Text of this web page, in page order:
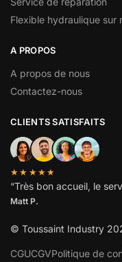
Flexible hydraulique sur
A PROPOS
A propos de nous
Contactez-nous
CLIENTS SATISFAITS
★★★★★
“Très bon accueil, le
Matt P.
© Toussaint Industry
CGUCGVPolitique de